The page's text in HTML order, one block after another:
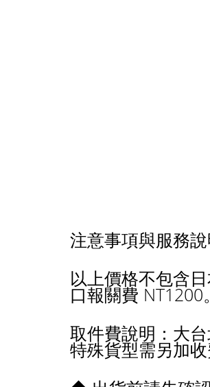
注意事項與服務
以上價格不包含
口報關費 NT1200
取件費說明：大
特殊貨型需另加